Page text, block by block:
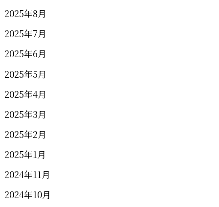
2025年8月
2025年7月
2025年6月
2025年5月
2025年4月
2025年3月
2025年2月
2025年1月
2024年11月
2024年10月